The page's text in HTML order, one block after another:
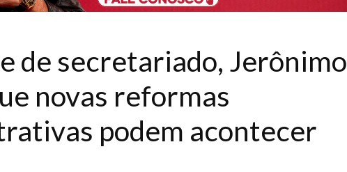
de secretariado, Jerônimo
novas reformas
podem acontecer